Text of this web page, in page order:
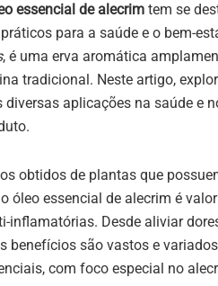
essencial de alecrim tem se
para a saúde e o bem-
, é uma erva aromática
tradicional. Neste artigo,
aplicações na saúde e
obtidos de plantas que
óleo essencial de alecrim é
inflamatórias. Desde aliviar
benefícios são vastos e
com foco especial no